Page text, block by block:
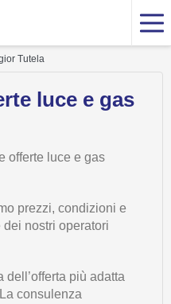
Tutela
luce e gas
offerte luce e gas
prezzi, condizioni e
nostri operatori
più adatta
consulenza